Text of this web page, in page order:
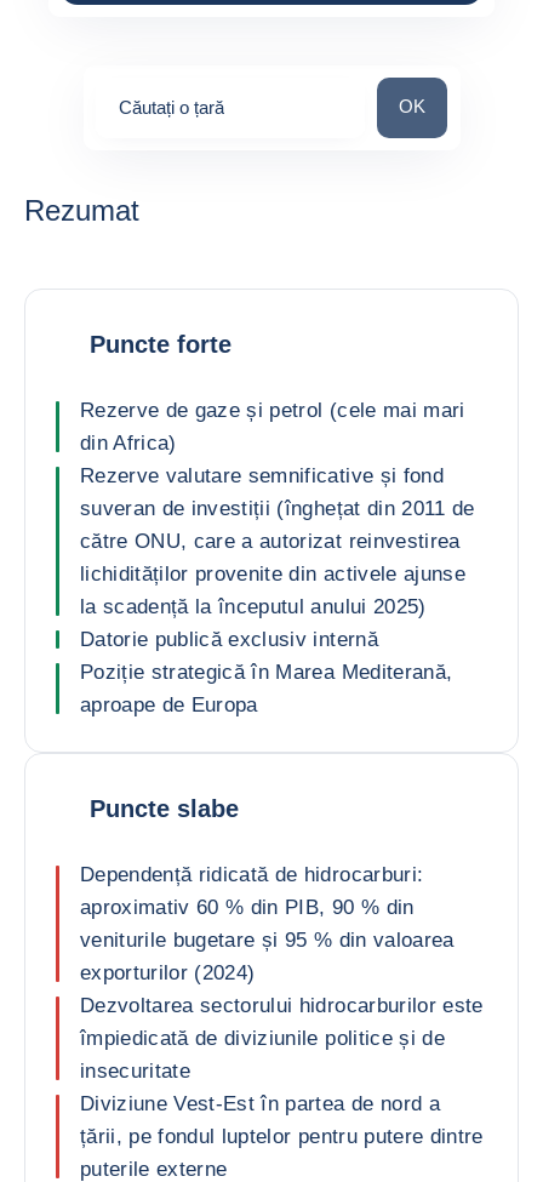
Căutați o țară Căutați o țară
OK
Rezumat
Puncte forte
Rezerve de gaze și petrol (cele mai mari
din Africa)
Rezerve valutare semnificative și fond
suveran de investiții (înghețat din 2011 de
către ONU, care a autorizat reinvestirea
lichidităților provenite din activele ajunse
la scadență la începutul anului 2025)
Datorie publică exclusiv internă
Poziție strategică în Marea Mediterană,
aproape de Europa
Puncte slabe
Dependență ridicată de hidrocarburi:
aproximativ 60 % din PIB, 90 % din
veniturile bugetare și 95 % din valoarea
exporturilor (2024)
Dezvoltarea sectorului hidrocarburilor este
împiedicată de diviziunile politice și de
insecuritate
Diviziune Vest-Est în partea de nord a
țării, pe fondul luptelor pentru putere dintre
puterile externe